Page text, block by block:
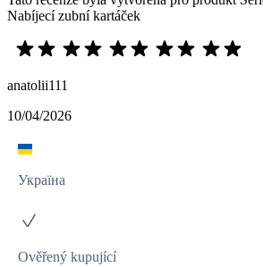
Nabíjecí zubní kartáček
anatolii111
10/04/2026
Україна
Ověřený kupující